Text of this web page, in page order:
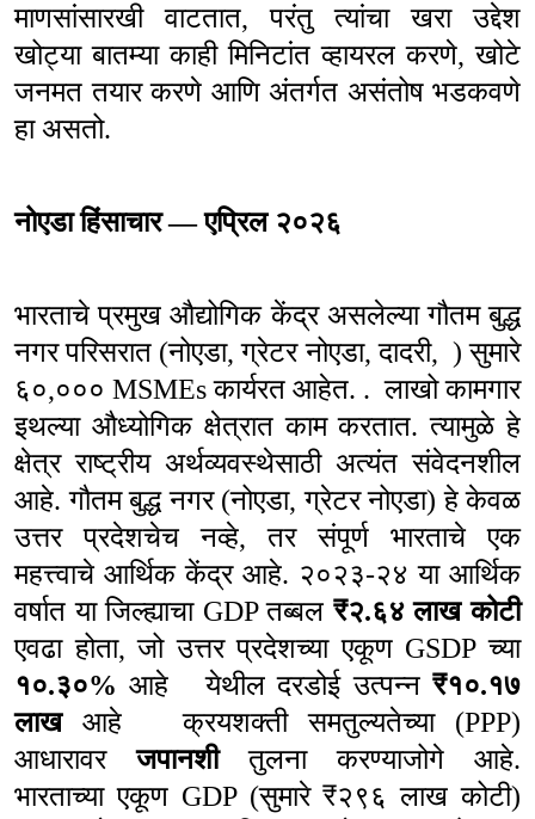
माणसांसारखी वाटतात,परंतु त्यांचा खरा उद्देश
खोट्या बातम्या काही मिनिटांत व्हायरल करणे,खोटे
जनमत तयार करणे आणि अंतर्गत असंतोष भडकवणे
हा असतो.
नोएडा हिंसाचार — एप्रिल २०२६
भारताचे प्रमुख औद्योगिक केंद्र असलेल्या गौतम बुद्ध
नगर परिसरात (नोएडा,ग्रेटर नोएडा,दादरी, ) सुमारे
६०,००० MSMEsकार्यरत आहेत. . लाखो कामगार
इथल्या औध्योगिक क्षेत्रात काम करतात. त्यामुळे हे
क्षेत्र राष्ट्रीय अर्थव्यवस्थेसाठी अत्यंत संवेदनशील
आहे. गौतम बुद्ध नगर (नोएडा,ग्रेटर नोएडा) हे केवळ
उत्तर प्रदेशचेच नव्हे,तर संपूर्ण भारताचे एक
महत्त्वाचे आर्थिक केंद्र आहे. २०२३-२४ या आर्थिक
वर्षात या जिल्ह्याचा GDPतब्बल ₹२.६४ लाख कोटी
एवढा होता,जो उत्तर प्रदेशच्या एकूण GSDPच्या
१०.३०% आहे येथील दरडोई उत्पन्न₹१०.१७
लाखआहे क्रयशक्ती समतुल्यतेच्या (PPP)
आधारावरजपानशीतुलना करण्याजोगे आहे.
भारताच्या एकूण GDP (सुमारे₹२९६ लाख कोटी)